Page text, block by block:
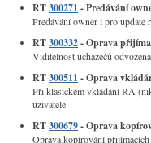
RT300271 - Predávání
Predávání owner i pro update
RT300332- Oprava
Viditelnost uchazečů
RT300511 - Oprava
Při klasickém vkládání RA
uživatele
RT300679- Oprava
Oprava kopírování